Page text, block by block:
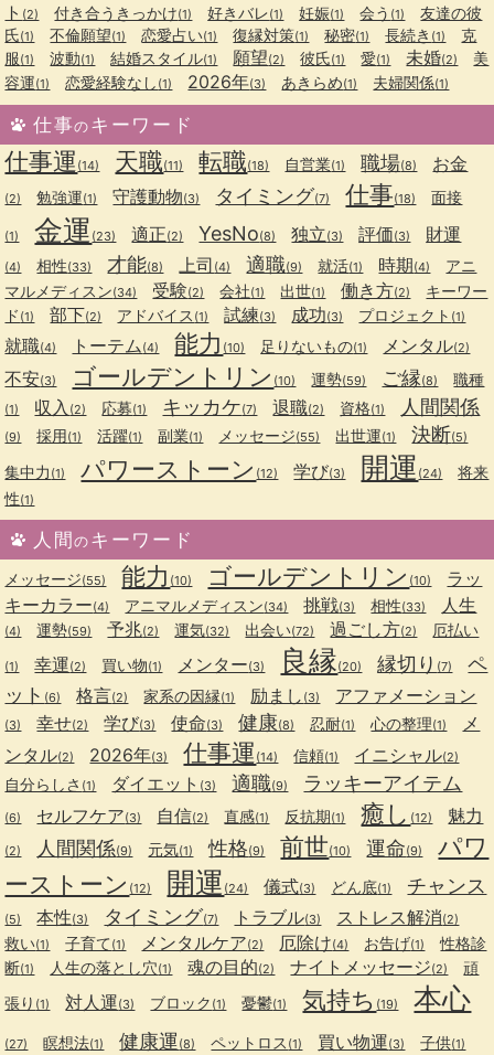
ト (2) 付き合うきっかけ(1) 好きバレ(1) 妊娠(1) 会う (1)
友達の彼
氏(1) 不倫願望(1) 恋愛占い(1) 復縁対策(1) 秘密(1) 長続き (1)
克
服(1) 波動(1) 結婚スタイル(1) 願望(2) 彼氏(1) 愛(1) 未婚(2)
美
容運(1) 恋愛経験なし (1) 2026年(3) あきらめ(1) 夫婦関係(1)
仕事のキーワード
仕事運 (14) 天職(11) 転職(18) 自営業(1) 職場(8) お金
(2) 勉強運(1) 守護動物(3) タイミング(7) 仕事(18) 面接
(1) 金運 (23) 適正(2) YesNo(8) 独立(3) 評価(3) 財運
(4) 相性(33) 才能(8) 上司 (4) 適職(9) 就活(1) 時期(4)
アニ
マルメディスン(34) 受験(2) 会社(1) 出世(1) 働き方(2)
キーワー
ド (1) 部下(2) アドバイス (1) 試練(3) 成功(3) プロジェクト (1)
就職(4) トーテム(4) 能力 (10) 足りないもの(1) メンタル(2)
不安(3) ゴールデントリン (10) 運勢(59) ご縁(8) 職種
(1) 収入 (2) 応募(1) キッカケ(7) 退職(2) 資格(1) 人間関係
(9) 採用(1) 活躍(1) 副業(1) メッセージ(55) 出世運(1) 決断(5)
集中力 (1) パワーストーン (12) 学び(3) 開運 (24)
将来
性(1)
人間のキーワード
メッセージ(55) 能力 (10) ゴールデントリン (10)
ラッ
キーカラー(4) アニマルメディスン(34) 挑戦(3) 相性(33) 人生
(4) 運勢(59) 予兆(2) 運気(32) 出会い(72) 過ごし方(2) 厄払い
(1) 幸運(2) 買い物(1) メンター(3) 良縁(20) 縁切り (7)
ペ
ット (6) 格言(2) 家系の因縁(1) 励まし (3) アファメーション
(3) 幸せ(2) 学び(3) 使命(3) 健康(8) 忍耐(1) 心の整理(1)
メ
ンタル(2) 2026年(3) 仕事運 (14) 信頼(1) イニシャル(2)
自分らしさ (1) ダイエット (3) 適職(9) ラッキーアイテム
(6) セルフケア(3) 自信(2) 直感(1) 反抗期(1) 癒し (12) 魅力
(2) 人間関係(9) 元気(1) 性格(9) 前世(10) 運命(9)
パワ
ーストーン (12) 開運 (24) 儀式(3) どん底(1) チャンス
(5) 本性(3) タイミング(7) トラブル(3) ストレス解消(2)
救い(1) 子育て(1) メンタルケア(2) 厄除け(4) お告げ(1)
性格診
断(1) 人生の落とし穴(1) 魂の目的(2) ナイトメッセージ(2)
頑
張り (1) 対人運(3) ブロック (1) 憂鬱(1) 気持ち (19) 本心
(27) 瞑想法(1) 健康運(8) ペットロス (1) 買い物運(3) 子供(1)